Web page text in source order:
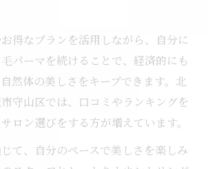
得なプランを活用しながら、自分に
パーマを続けることで、経済的にも
然体の美しさをキープできます。北
守山区では、口コミやランキングを
ロン選びをする方が増えています。
て、自分のペースで美しさを楽しみ